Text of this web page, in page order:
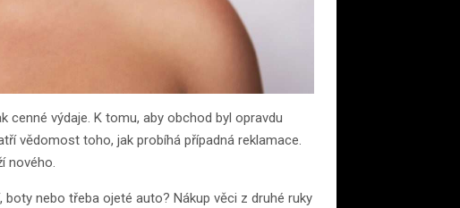
výdaje. K tomu, aby obchod byl opravdu
vědomost toho, jak probíhá případná reklamace.
nového.
nebo třeba ojeté auto? Nákup věci z druhé ruky